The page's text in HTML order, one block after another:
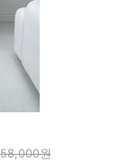
58,000원